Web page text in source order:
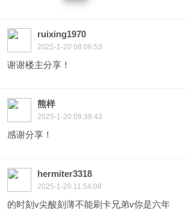
ruixing1970
2025-1-20 08:06:53
谢谢楼主分享！
熊样
2025-1-20 09:39:43
感谢分享！
hermiter3318
2025-1-20 11:54:08
的时刻v尖酸刻薄不能刷卡兄弟v你是六年